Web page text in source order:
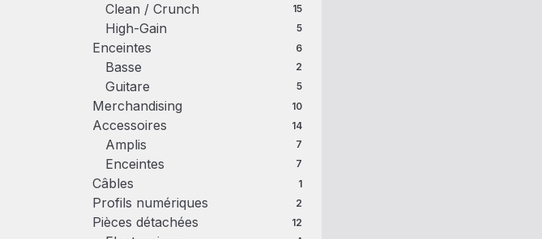
Clean / Crunch 1515 produits
High-Gain 55 produits
Enceintes 66 produits
Basse 2
Guitare 55 produits
Merchandising 1010 produits
Accessoires 1414 produits
Amplis 7
Enceintes 7
Câbles 11 produit
Profils numériques 2
Pièces détachées 12